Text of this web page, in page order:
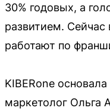
30% годовых, а
развитием.
работают по
KIBERone
маркетолог Ольга